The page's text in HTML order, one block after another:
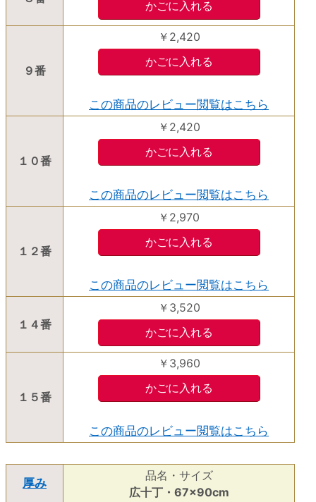
９番
￥2,420
この商品のレビュー閲覧はこちら
１０番
￥2,420
この商品のレビュー閲覧はこちら
１２番
￥2,970
この商品のレビュー閲覧はこちら
１４番
￥3,520
１５番
￥3,960
この商品のレビュー閲覧はこちら
厚み
品名・サイズ
広十丁・67×90cm